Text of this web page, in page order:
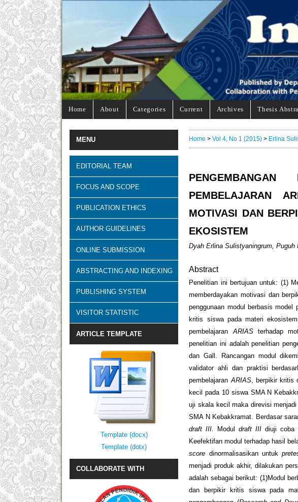
Home About Categories Current Archives Thesis
MENU
EDITORIAL TEAM
FOCUS AND SCOPE
PUBLICATION ETHICS
AUTHOR GUIDELINES
ONLINE SUBMISSION
ABSTRACTING AND INDEXING
PUBLISHING SYSTEM
VISITOR STATISTIC
ARTICLE TEMPLATE
Template (docx)
Template (dotx)
COLLABORATE WITH
Home >Vol 4, No 1 (2015) > Erlina
PEMBELAJARAN
MOTIVASI DAN
EKOSISTEM
Dyah Erlina Sulistyaningrum, Puguh
Abstract
Penelitian ini bertujuan untuk: (1)
memberdayakan motivasi dan
penggunaan modul berbasis model
kritis siswa pada materi
pembelajaranARIAS terhadap
penelitian ini adalah penelitian
dan Gall. Rancangan modul
validator ahli dan praktisi
pembelajaranARIAS, berpikir kritis
kecil pada 10 siswa SMA N
uji skala kecil maka direvisi menjadi
SMA N Kebakkramat. Berdasar
draft III.
Moduldraft IIIdiuji coba
Keefektifan modul terhadap hasil
score dinormalisasikan untuk
menjadi produk akhir, dilakukan
adalah sebagai berikut: (1)Modul
dan berpikir kritis siswa pada